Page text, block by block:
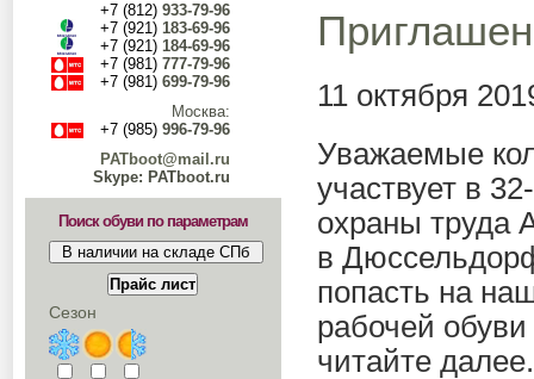
+7 (812) 933-79-96
+7 (921) 183-69-96
+7 (921) 184-69-96
+7 (981) 777-79-96
+7 (981) 699-79-96
Москва:
+7 (985) 996-79-96
PATboot@mail.ru
Skype: PATboot.ru
Поиск обуви по параметрам
Сезон
11 октября
Уважаемые
участвует в
охраны труда
в
попасть на
рабочей
читайте далее.